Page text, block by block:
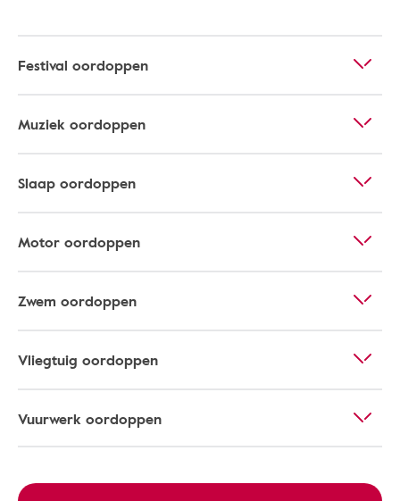
Festival oordoppen
Muziek oordoppen
Slaap oordoppen
Motor oordoppen
Zwem oordoppen
Vliegtuig oordoppen
Vuurwerk oordoppen